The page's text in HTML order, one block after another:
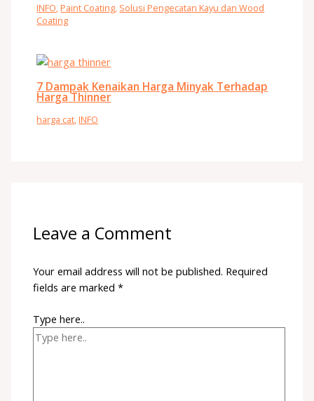
INFO,Paint Coating, Solusi Pengecatan Kayu dan Wood
Coating
7 Dampak Kenaikan Harga Minyak Terhadap
Harga Thinner
harga cat,INFO
Leave a Comment
Your email address will not be published. Required
fields are marked*
Type here..